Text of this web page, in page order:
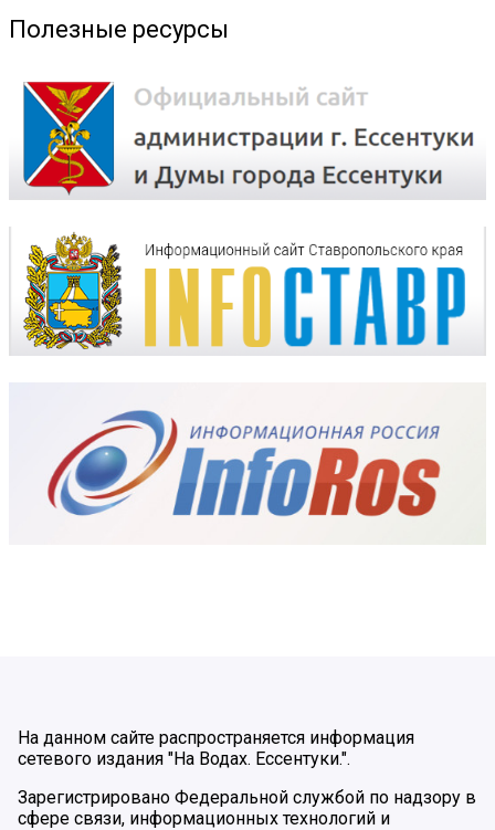
Полезные ресурсы
На данном сайте распространяется информация
сетевого издания "На Водах. Ессентуки.".
Зарегистрировано Федеральной службой по надзору в
сфере связи, информационных технологий и